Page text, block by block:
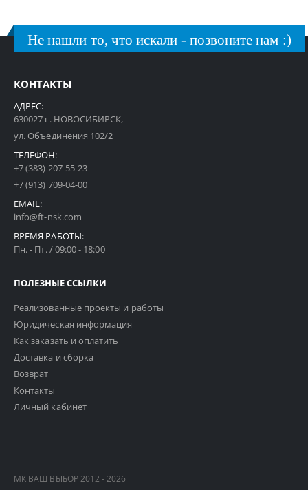
Не нашли то, что искали - позвоните нам :)
КОНТАКТЫ
АДРЕС:
630027 г. НОВОСИБИРСК,
ул. Объединения 102/2
ТЕЛЕФОН:
+7 (383) 207-55-23
+7 (913) 709-04-00
EMAIL:
info@ft-nsk.com
ВРЕМЯ РАБОТЫ:
Пн. - Пт. / 09:00 - 18:00
ПОЛЕЗНЫЕ ССЫЛКИ
Реализованные проекты и работы
Юридическая информация
Как заказать и оплатить
Доставка и сборка
Возврат
Контакты
Личный кабинет
МК ВАШ ВЫБОР 2012 - 2026